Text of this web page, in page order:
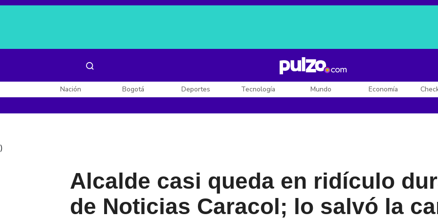
Posesión de De la Espriella
Nación Bogotá Deportes Tecnología Mundo Economía
)
Alcalde casi queda en ridículo
de Noticias Caracol; lo salvó la